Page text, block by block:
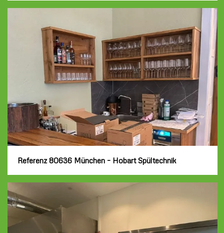
Referenz 80636 München – Hobart Spültechnik